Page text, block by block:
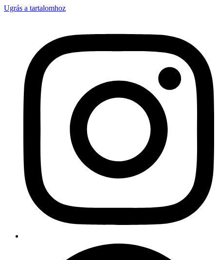
Ugrás a tartalomhoz